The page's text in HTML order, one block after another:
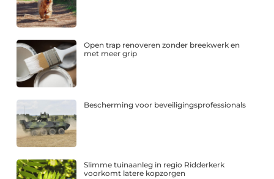
Open trap renoveren zonder breekwerk en
met meer grip
Bescherming voor beveiligingsprofessionals
Slimme tuinaanleg in regio Ridderkerk
voorkomt latere kopzorgen